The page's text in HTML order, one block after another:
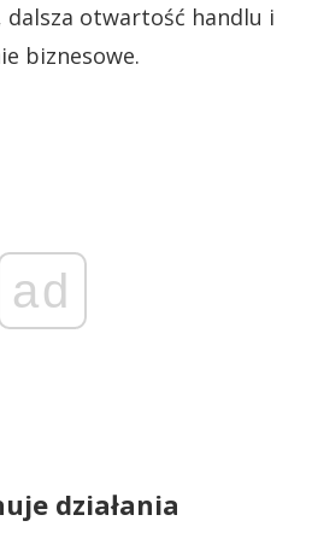
dalsza otwartość handlu i
biznesowe.
ad
działania